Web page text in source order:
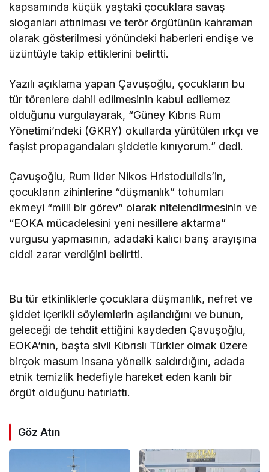
kapsamında küçük yaştaki çocuklara savaş
sloganları attırılması ve terör örgütünün kahraman
olarak gösterilmesi yönündeki haberleri endişe ve
üzüntüyle takip ettiklerini belirtti.
Yazılı açıklama yapan Çavuşoğlu, çocukların bu
tür törenlere dahil edilmesinin kabul edilemez
olduğunu vurgulayarak, “Güney Kıbrıs Rum
Yönetimi’ndeki (GKRY) okullarda yürütülen ırkçı ve
faşist propagandaları şiddetle kınıyorum.” dedi.
Çavuşoğlu, Rum lider Nikos Hristodulidis’in,
çocukların zihinlerine “düşmanlık” tohumları
ekmeyi “milli bir görev” olarak nitelendirmesinin ve
“EOKA mücadelesini yeni nesillere aktarma”
vurgusu yapmasının, adadaki kalıcı barış arayışına
ciddi zarar verdiğini belirtti.
Bu tür etkinliklerle çocuklara düşmanlık, nefret ve
şiddet içerikli söylemlerin aşılandığını ve bunun,
geleceği de tehdit ettiğini kaydeden Çavuşoğlu,
EOKA’nın, başta sivil Kıbrıslı Türkler olmak üzere
birçok masum insana yönelik saldırdığını, adada
etnik temizlik hedefiyle hareket eden kanlı bir
örgüt olduğunu hatırlattı.
Göz Atın